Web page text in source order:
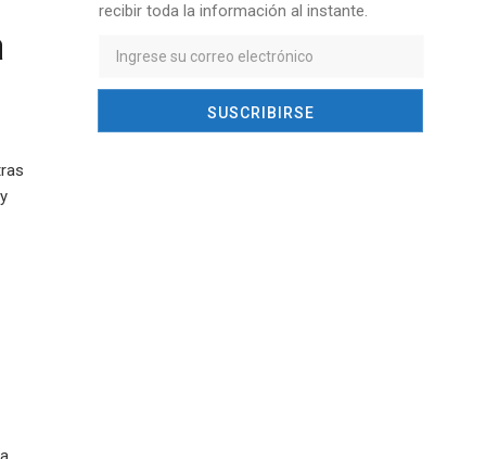
recibir toda la información al instante.